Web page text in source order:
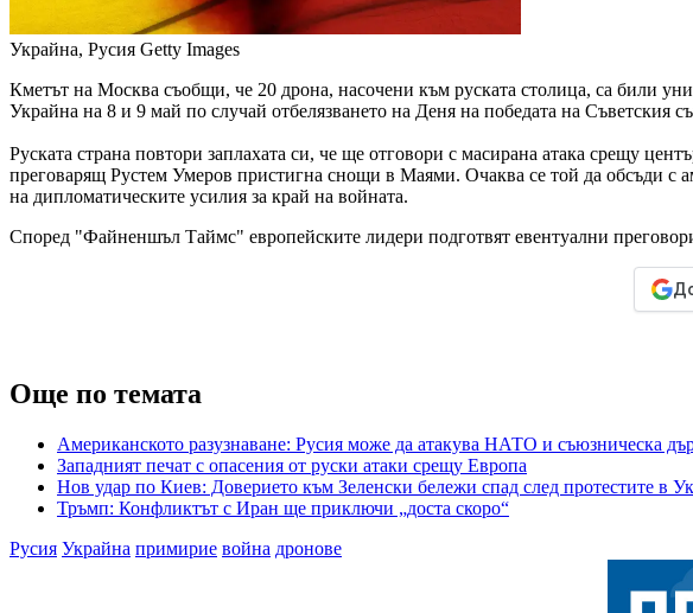
Украйна, Русия Getty Images
Кметът на Москва съобщи, че 20 дрона, насочени към руската столица, са били
Украйна на 8 и 9 май по случай отбелязването на Деня на победата на Съветския
Руската страна повтори заплахата си, че ще отговори с масирана атака срещу
преговарящ Рустем Умеров пристигна снощи в Маями. Очаква се той да обсъди
на дипломатическите усилия за край на войната.
Според "Файненшъл Таймс" европейските лидери подготвят евентуални
Още по темата
Американското разузнаване: Русия може да атакува НАТО и съюзническа
Западният печат с опасения от руски атаки срещу Европа
Нов удар по Киев: Доверието към Зеленски бележи спад след протестите в
Тръмп: Конфликтът с Иран ще приключи „доста скоро“
Русия Украйна примирие война дронове